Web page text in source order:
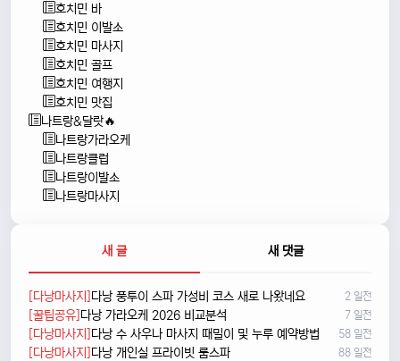
호치민 바
호치민 이발소
호치민 마사지
호치민 골프
호치민 여행지
호치민 맛집
나트랑&달랏🔥
나트랑가라오케
나트랑클럽
나트랑이발소
나트랑마사지
새 글 새 댓글
[다낭마사지]다낭 풍투이 스파 가성비 코스 새로 나왔네요 2 일전
[꿀팁공유]다낭 가라오케 2026 비교분석 7 일전
[다낭마사지]다낭 수 사우나 마사지 때밀이 및 누루 예약방법 58 일전
[다낭마사지]다낭 개인실 프라이빗 룸스파 88 일전